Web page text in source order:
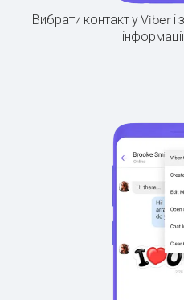
Вибрати контакт у Viber